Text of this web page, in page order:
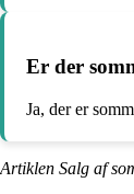
Er der
Ja, der er
Artiklen Salg af